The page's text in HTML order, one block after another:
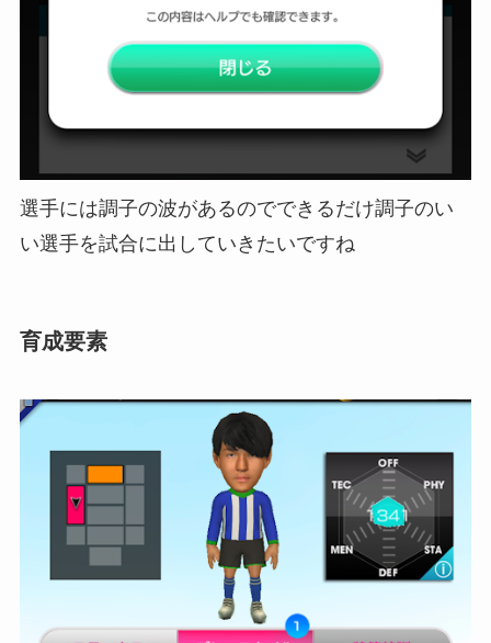
選手には調子の波があるのでできるだけ調子のい
い選手を試合に出していきたいですね
育成要素